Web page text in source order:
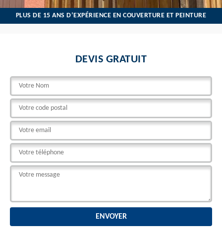
PLUS DE 15 ANS D’EXPÉRIENCE EN COUVERTURE ET PEINTURE
DEVIS GRATUIT